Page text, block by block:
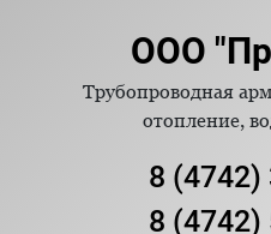
ООО
Трубопроводная
отопление,
8 (4742)
8 (4742)